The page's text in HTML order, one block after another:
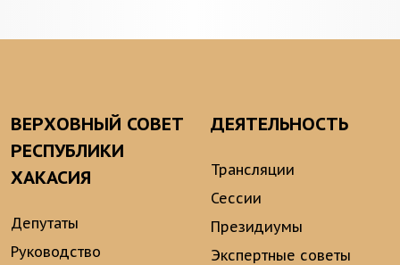
ВЕРХОВНЫЙ СОВЕТ
РЕСПУБЛИКИ
ХАКАСИЯ
Депутаты
Руководство
ДЕЯТЕЛЬНОСТЬ
Трансляции
Сессии
Президиумы
Экспертные советы